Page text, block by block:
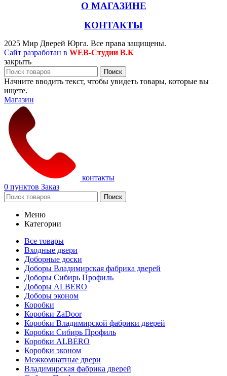
О МАГАЗИНЕ
КОНТАКТЫ
2025 Мир Дверей Юрга. Все права защищены.
Сайт разработан в WEB-Студии В.К
закрыть
Поиск
Начните вводить текст, чтобы увидеть товары, которые вы
ищете.
Магазин
контакты
0 пунктов Заказ
Поиск
Меню
Категории
Все товары
Входные двери
Доборные доски
Доборы Владимирская фабрика дверей
Доборы Сибирь Профиль
Доборы ALBERO
Доборы эконом
Коробки
Коробки ZaDoor
Коробки Владимирской фабрики дверей
Коробки Сибирь Профиль
Коробки ALBERO
Коробки эконом
Межкомнатные двери
Владимирская фабрика дверей